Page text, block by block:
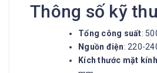
Thông số kỹ
Tổng công suất:
Nguồn điện: 220-
Kích thước mặt kính